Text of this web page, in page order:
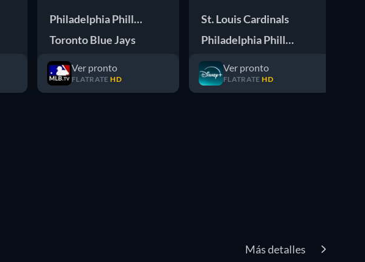
Philadelphia Phillies
Toronto Blue Jays
Ver pronto
FLATRATE HD
St. Louis Cardinals
Philadelphia Phillies
Ver pronto
FLATRATE HD
Más detalles